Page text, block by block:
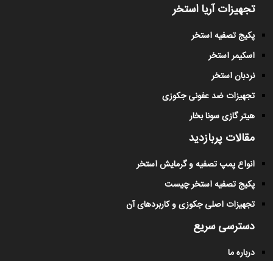
تجهیزات آریا استخر
پکیج تصفیه استخر
اسکیمر استخر
نردبان استخر
تجهیزات ضد عفونی جکوزی
هیتر گازی سونا بخار
مقالات پربازدید
انواع پمپ تصفیه و گرمایش استخر
پکیج تصفیه استخر چیست
تجهیزات اصلی جکوزی و کاربردهای آن
دسترسی سریع
درباره ما